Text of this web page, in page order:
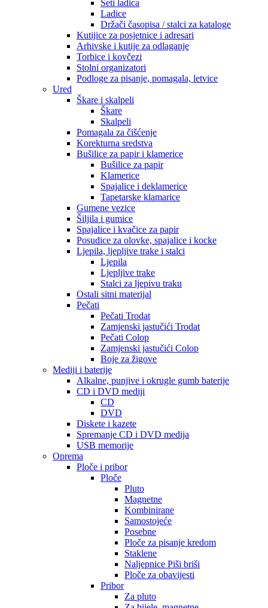
Seti ladica
Ladice
Držači časopisa / stalci za kataloge
Kutijice za posjetnice i adresari
Arhivske i kutije za odlaganje
Torbice i kovčezi
Stolni organizatori
Podloge za pisanje, pomagala, letvice
Ured
Škare i skalpeli
Škare
Skalpeli
Pomagala za čišćenje
Korekturna sredstva
Bušilice za papir i klamerice
Bušilice za papir
Klamerice
Spajalice i deklamerice
Tapetarske klamarice
Gumene vezice
Šiljila i gumice
Spajalice i kvačice za papir
Posudice za olovke, spajalice i kocke
Ljepila, ljepljive trake i stalci
Ljepila
Ljepljive trake
Stalci za ljepivu traku
Ostali sitni materijal
Pečati
Pečati Trodat
Zamjenski jastučići Trodat
Pečati Colop
Zamjenski jastučići Colop
Boje za žigove
Mediji i baterije
Alkalne, punjive i okrugle gumb baterije
CD i DVD mediji
CD
DVD
Diskete i kazete
Spremanje CD i DVD medija
USB memorije
Oprema
Ploče i pribor
Ploče
Pluto
Magnetne
Kombinirane
Samostojeće
Posebne
Ploče za pisanje kredom
Staklene
Naljepnice Piši briši
Ploče za obavijesti
Pribor
Za pluto